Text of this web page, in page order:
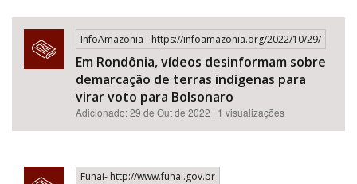
InfoAmazonia - https://infoamazonia.org/2022/10/29/
Em Rondônia, vídeos desinformam sobre
demarcação de terras indígenas para
virar voto para Bolsonaro
Adicionado: 29 de Out de 2022 | 1 visualizações
Funai- http://www.funai.gov.br